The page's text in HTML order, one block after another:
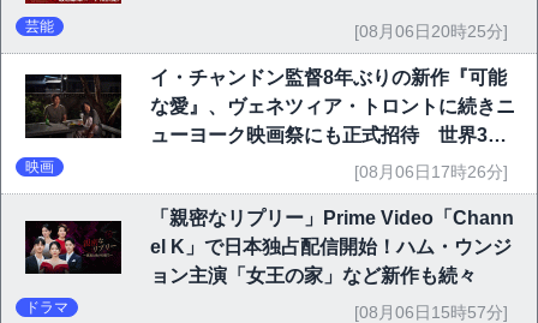
芸能 [08月06日20時25分]
イ・チャンドン監督8年ぶりの新作『可能
な愛』、ヴェネツィア・トロントに続きニ
ューヨーク映画祭にも正式招待 世界3大
映画祭で快挙｜Netflix映画
映画 [08月06日17時26分]
「親密なリプリー」Prime Video「Chann
el K」で日本独占配信開始！ハム・ウンジ
ョン主演「女王の家」など新作も続々
ドラマ [08月06日15時57分]